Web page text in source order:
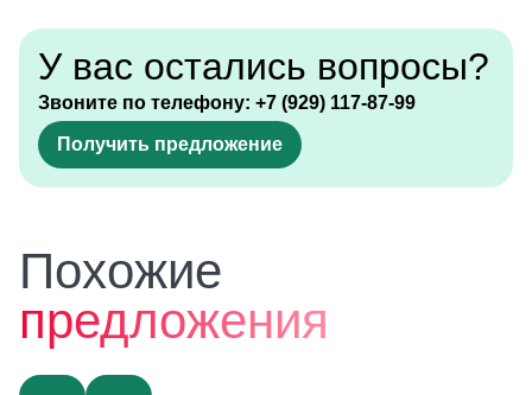
У вас остались вопросы?
Звоните по телефону: +7 (929) 117-87-99
Получить предложение
Похожие
предложения